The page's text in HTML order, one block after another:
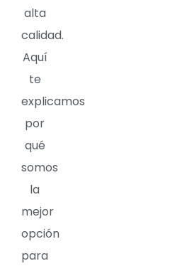
alta
calidad.
Aquí
te
explicamos
por
qué
somos
la
mejor
opción
para